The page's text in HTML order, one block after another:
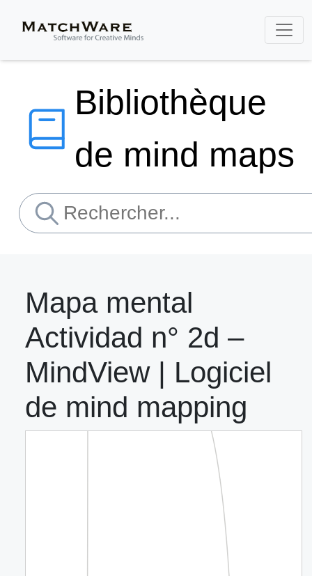
Bibliothèque
de mind maps
Mapa mental
Actividad n° 2d –
MindView | Logiciel
de mind mapping